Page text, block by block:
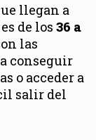
llegan a
de los 36 a
las
conseguir
o acceder a
salir del